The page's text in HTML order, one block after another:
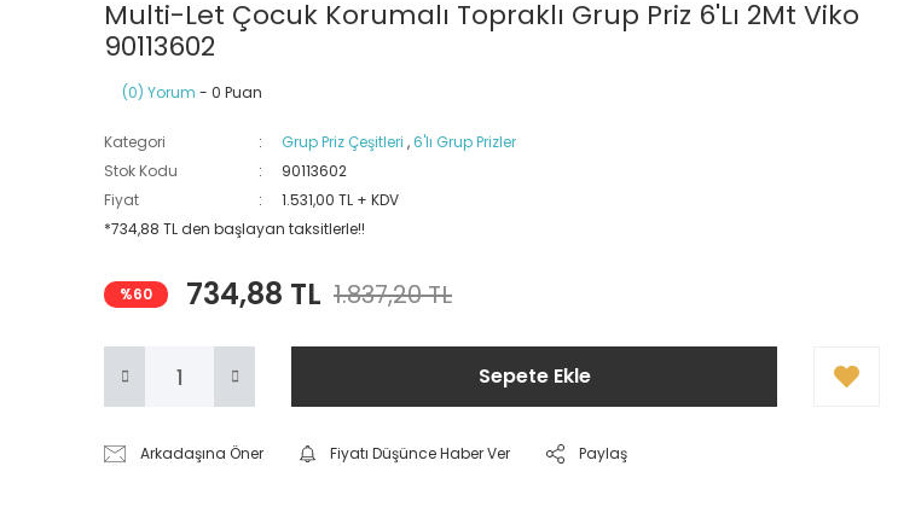
Multi-Let Çocuk Korumalı Topraklı Grup Priz 6'Lı 2Mt Viko
90113602
(0) Yorum - 0 Puan
Kategori Grup Priz Çeşitleri ,6'lı Grup Prizler
Stok Kodu
90113602
Fiyat
1.531,00 TL + KDV
*734,88 TL den başlayan taksitlerle!!
%60 734,88 TL 1.837,20 TL
Sepete Ekle
Arkadaşına Öner Fiyatı Düşünce Haber Ver Paylaş